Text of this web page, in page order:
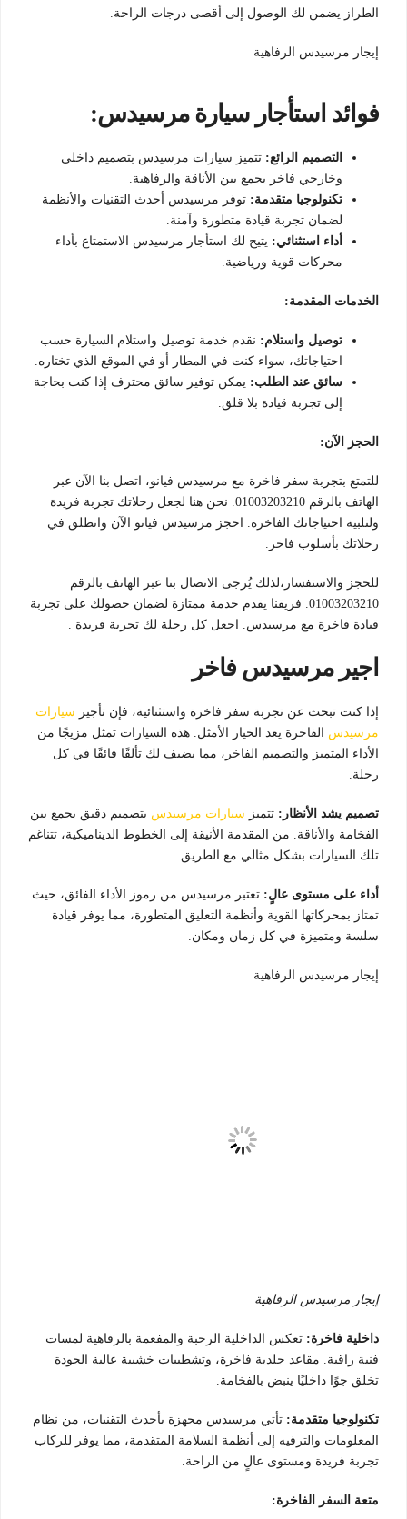
الطراز يضمن لك الوصول إلى أقصى درجات الراحة.
إيجار مرسيدس الرفاهية
فوائد استأجار سيارة مرسيدس:
التصميم الرائع: تتميز سيارات مرسيدس بتصميم داخلي
وخارجي فاخر يجمع بين الأناقة والرفاهية.
تكنولوجيا متقدمة: توفر مرسيدس أحدث التقنيات والأنظمة
لضمان تجربة قيادة متطورة وآمنة.
أداء استثنائي: يتيح لك استأجار مرسيدس الاستمتاع بأداء
محركات قوية ورياضية.
الخدمات المقدمة:
توصيل واستلام: نقدم خدمة توصيل واستلام السيارة حسب
احتياجاتك، سواء كنت في المطار أو في الموقع الذي تختاره.
سائق عند الطلب: يمكن توفير سائق محترف إذا كنت بحاجة
إلى تجربة قيادة بلا قلق.
الحجز الآن:
للتمتع بتجربة سفر فاخرة مع مرسيدس فيانو، اتصل بنا الآن عبر
الهاتف بالرقم 01003203210. نحن هنا لجعل رحلاتك تجربة فريدة
ولتلبية احتياجاتك الفاخرة. احجز مرسيدس فيانو الآن وانطلق في
رحلاتك بأسلوب فاخر.
للحجز والاستفسار،لذلك يُرجى الاتصال بنا عبر الهاتف بالرقم
01003203210. فريقنا يقدم خدمة ممتازة لضمان حصولك على تجربة
قيادة فاخرة مع مرسيدس. اجعل كل رحلة لك تجربة فريدة .
اجير مرسيدس فاخر
إذا كنت تبحث عن تجربة سفر فاخرة واستثنائية، فإن تأجير سيارات
مرسيدس الفاخرة يعد الخيار الأمثل. هذه السيارات تمثل مزيجًا من
الأداء المتميز والتصميم الفاخر، مما يضيف لك تألقًا فائقًا في كل
رحلة.
تصميم يشد الأنظار: تتميز سيارات مرسيدس بتصميم دقيق يجمع بين
الفخامة والأناقة. من المقدمة الأنيقة إلى الخطوط الديناميكية، تتناغم
تلك السيارات بشكل مثالي مع الطريق.
أداء على مستوى عالٍ: تعتبر مرسيدس من رموز الأداء الفائق، حيث
تمتاز بمحركاتها القوية وأنظمة التعليق المتطورة، مما يوفر قيادة
سلسة ومتميزة في كل زمان ومكان.
إيجار مرسيدس الرفاهية
إيجار مرسيدس الرفاهية
داخلية فاخرة: تعكس الداخلية الرحبة والمفعمة بالرفاهية لمسات
فنية راقية. مقاعد جلدية فاخرة، وتشطيبات خشبية عالية الجودة
تخلق جوًا داخليًا ينبض بالفخامة.
تكنولوجيا متقدمة: تأتي مرسيدس مجهزة بأحدث التقنيات، من نظام
المعلومات والترفيه إلى أنظمة السلامة المتقدمة، مما يوفر للركاب
تجربة فريدة ومستوى عالٍ من الراحة.
متعة السفر الفاخرة: